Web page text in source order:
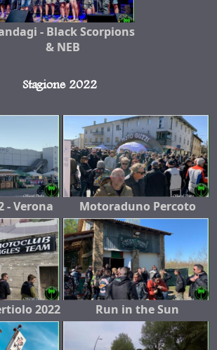
- Black Scorpions
& NEB
Stagione 2022
- Verona Motoraduno Percoto
2022 Run in the Sun